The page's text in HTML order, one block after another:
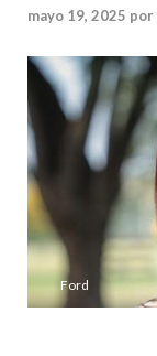
mayo 19, 2025 por
Ford